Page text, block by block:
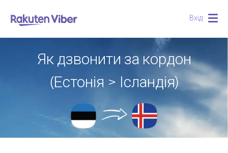
Вхід
Як дзвонити за кордон
(Естонія > Ісландія)